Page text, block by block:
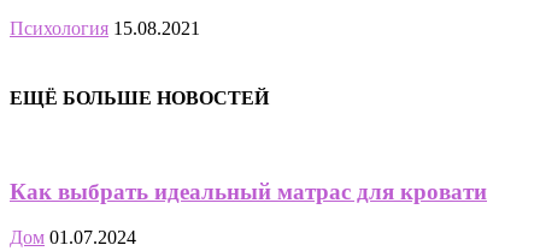
Психология 15.08.2021
ЕЩЁ БОЛЬШЕ НОВОСТЕЙ
Как выбрать идеальный матрас для кровати
Дом 01.07.2024